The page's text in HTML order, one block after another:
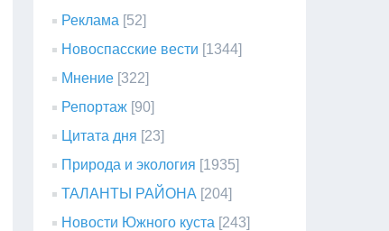
Реклама [52]
Новоспасские вести [1344]
Мнение [322]
Репортаж [90]
Цитата дня [23]
Природа и экология [1935]
ТАЛАНТЫ РАЙОНА [204]
Новости Южного куста [243]